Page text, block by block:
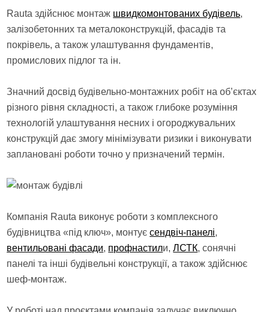
Rauta здійснює монтаж швидкомонтованих будівель,
залізобетонних та металоконструкцій, фасадів та
покрівель, а також улаштування фундаментів,
промислових підлог та ін.
Значний досвід будівельно-монтажних робіт на об’єктах
різного рівня складності, а також глибоке розуміння
технологій улаштування несних і огороджувальних
конструкцій дає змогу мінімізувати ризики і виконувати
заплановані роботи точно у призначений термін.
Компанія Rauta виконує роботи з комплексного
будівництва «під ключ», монтуєсендвіч-панелі,
вентильовані фасади, профнастили,ЛСТК, сонячні
панелі та інші будівельні конструкції, а також здійснює
шеф-монтаж.